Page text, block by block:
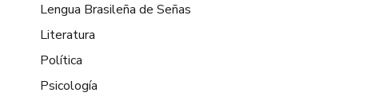
Lengua Brasileña de Señas
Literatura
Política
Psicología